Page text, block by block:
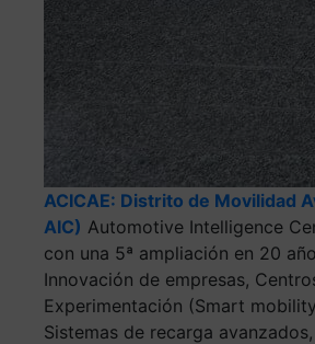
ACICAE: Distrito de Movilidad
AIC) Automotive Intelligence
con una 5ª ampliación en 20
Innovación de empresas,
Experimentación (Smart
Sistemas de recarga